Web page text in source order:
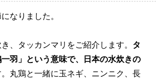
なりました。
、タッカンマリをご紹介します。 タ
羽」という意味で、日本の水炊きの
。丸鶏と一緒に玉ネギ、ニンニク、長